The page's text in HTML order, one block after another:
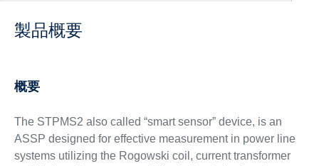
製品概要
概要
The STPMS2 also called “smart sensor” device, is an
ASSP designed for effective measurement in power line
systems utilizing the Rogowski coil, current transformer